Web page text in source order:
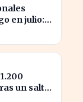
en julio:
un salto